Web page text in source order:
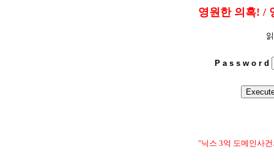
영원한 의혹! /
P a s s w o r d
"닉스 3억 도메인사